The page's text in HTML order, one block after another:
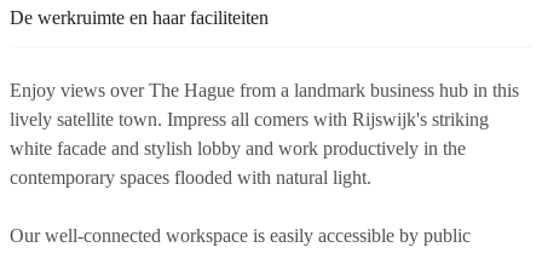
De werkruimte en haar faciliteiten
Enjoy views over The Hague from a landmark business hub in this
lively satellite town. Impress all comers with Rijswijk's striking
white facade and stylish lobby and work productively in the
contemporary spaces flooded with natural light.
Our well-connected workspace is easily accessible by public